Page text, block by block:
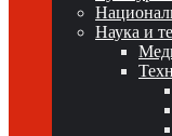
Наука и